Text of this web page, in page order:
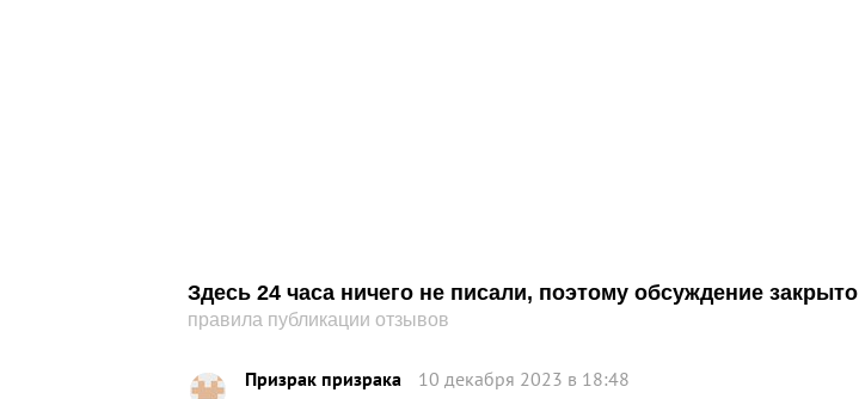
Здесь 24 часа ничего не писали, поэтому обсуждение закрыто
правила публикации отзывов
Призрак призрака 10 декабря 2023 в 18:48